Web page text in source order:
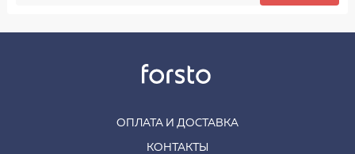
ОПЛАТА И ДОСТАВКА
КОНТАКТЫ